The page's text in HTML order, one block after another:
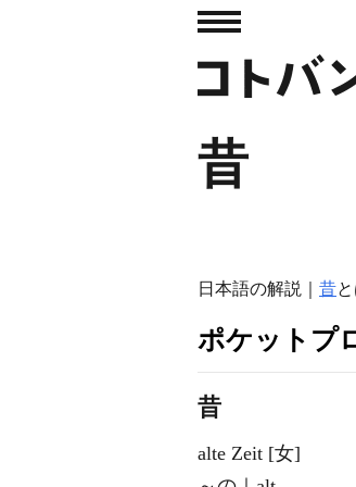
昔
日本語の解説｜ 昔
ポケットプ
昔
alte Zeit [女]